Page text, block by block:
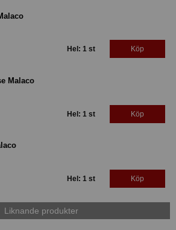
Hel: 1 st Köp
Malaco
Hel: 1 st Köp
Hel: 1 st Köp
Liknande produkter